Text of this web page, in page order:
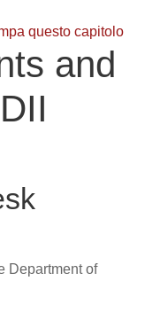
questo capitolo
and
Department of